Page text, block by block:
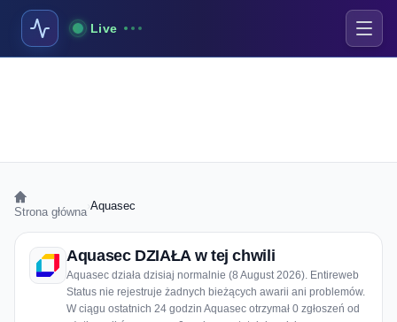
Live
Strona główna Aquasec
Aquasec DZIAŁA w tej chwili
Aquasec działa dzisiaj normalnie (8 August 2026). Entireweb
Status nie rejestruje żadnych bieżących awarii ani problemów.
W ciągu ostatnich 24 godzin Aquasec otrzymał 0 zgłoszeń od